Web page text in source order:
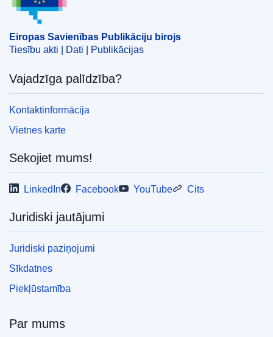
Eiropas Savienības Publikāciju birojs
Tiesību akti | Dati | Publikācijas
Vajadzīga palīdzība?
Kontaktinformācija
Vietnes karte
Sekojiet mums!
LinkedIn Facebook YouTube Cits
Juridiski jautājumi
Juridiski paziņojumi
Sīkdatnes
Piekļūstamība
Par mums